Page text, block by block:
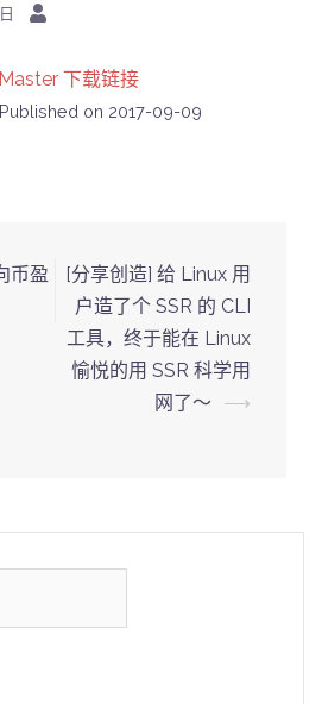
下载链接
Published on 2017-09-09
币盈
[分享创造] 给 Linux 用
户造了个 SSR 的 CLI
工具，终于能在 Linux
愉悦的用 SSR 科学用
网了～
⟶